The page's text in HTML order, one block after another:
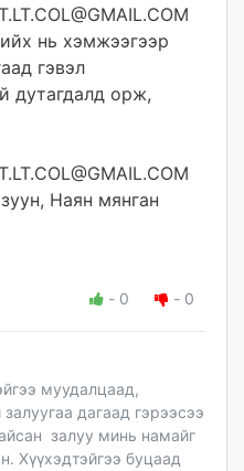
нь хэмжээгээр
гэвэл
дутагдалд орж,
Наян мянган
- 0 - 0
муудалцаад,
дагаад гэрээсээ
залуу минь намайг
Хүүхэдтэйгээ буцаад